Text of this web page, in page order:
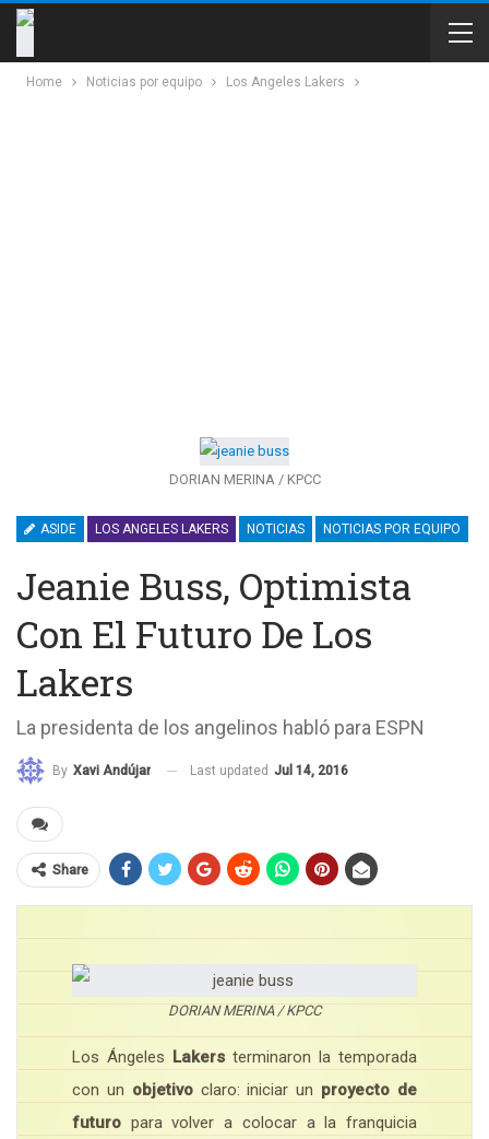
Home Noticias por equipo Los Angeles Lakers
DORIAN MERINA / KPCC
ASIDE LOS ANGELES LAKERS NOTICIAS NOTICIAS POR EQUIPO
Jeanie Buss, Optimista
Con El Futuro De Los
Lakers
La presidenta de los angelinos habló para ESPN
By Xavi Andújar Last updated Jul 14, 2016
Share
DORIAN MERINA / KPCC
Los Ángeles Lakers terminaron la temporada
con un objetivoclaro: iniciar un proyecto de
futuro para volver a colocar a la franquicia